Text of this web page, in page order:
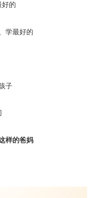
好的
学最好的
子
样的爸妈